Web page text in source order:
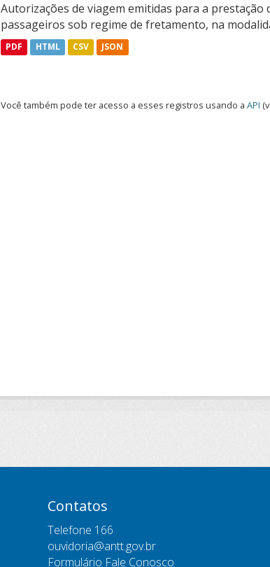
Autorizações de viagem emitidas para a
passageiros sob regime de fretamento, na
PDF HTML CSV JSON
Você também pode ter acesso a esses registros usando a API
Contatos
Telefone 166
ouvidoria@antt.gov.br
Formulário Fale Conosco